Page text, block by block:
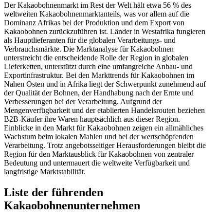
Der Kakaobohnenmarkt im Rest der Welt hält etwa 56 % des
weltweiten Kakaobohnenmarktanteils, was vor allem auf die
Dominanz Afrikas bei der Produktion und dem Export von
Kakaobohnen zurückzuführen ist. Länder in Westafrika fungieren
als Hauptlieferanten für die globalen Verarbeitungs- und
Verbrauchsmärkte. Die Marktanalyse für Kakaobohnen
unterstreicht die entscheidende Rolle der Region in globalen
Lieferketten, unterstützt durch eine umfangreiche Anbau- und
Exportinfrastruktur. Bei den Markttrends für Kakaobohnen im
Nahen Osten und in Afrika liegt der Schwerpunkt zunehmend auf
der Qualität der Bohnen, der Handhabung nach der Ernte und
Verbesserungen bei der Verarbeitung. Aufgrund der
Mengenverfügbarkeit und der etablierten Handelsrouten beziehen
B2B-Käufer ihre Waren hauptsächlich aus dieser Region.
Einblicke in den Markt für Kakaobohnen zeigen ein allmähliches
Wachstum beim lokalen Mahlen und bei der wertschöpfenden
Verarbeitung. Trotz angebotsseitiger Herausforderungen bleibt die
Region für den Marktausblick für Kakaobohnen von zentraler
Bedeutung und untermauert die weltweite Verfügbarkeit und
langfristige Marktstabilität.
Liste der führenden
Kakaobohnenunternehmen